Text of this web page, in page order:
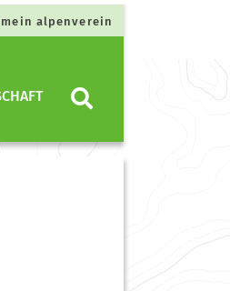
mein alpenverein